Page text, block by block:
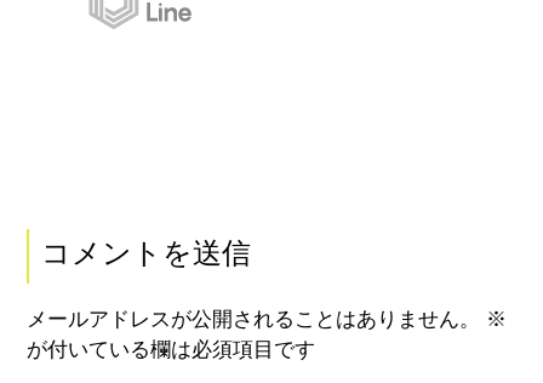
コメントを送信
メールアドレスが公開されることはありません。
※
が付いている欄は必須項目です